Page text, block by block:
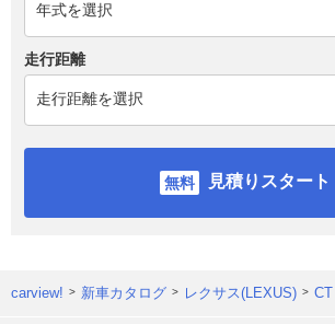
走行距離
見積りスタート
carview! 新車カタログ レクサス(LEXUS) CT